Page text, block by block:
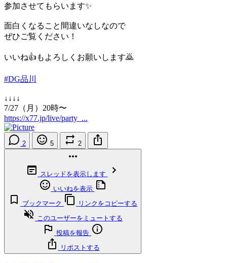
参加させてもらいます✨
面白くなること間違いなしなので
ぜひご覧ください！
いいね👍もよろしくお願いします🙇
#DG品川
↓↓↓↓
7/27（月）20時〜
https://x77.jp/live/party_...
2 5 2
スレッドを表示します
いいねを表示
ブックマーク
リンクをコピーする
このユーザーをミュートする
投稿を報告
リポストする